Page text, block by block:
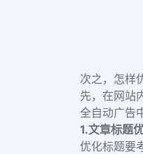
次之，怎样
先，在网站
全自动广告
1.文章标题
优化标题要